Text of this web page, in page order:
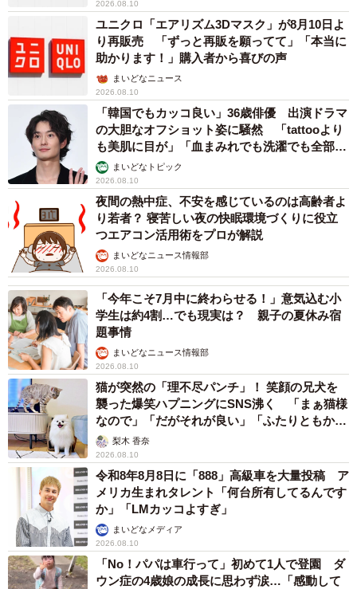
2026.08.10
ユニクロ「エアリズム3Dマスク」が8月10日よ
り再販売 「ずっと再販を願ってて」「本当に
助かります！」購入者から喜びの声
まいどなニュース
2026.08.10
「韓国でもカッコ良い」36歳俳優 出演ドラマ
の大胆なオフショット姿に騒然 「tattooより
も美肌に目が」「血まみれでも洗濯でも全部か
っこいい」
まいどなトピック
2026.08.10
夜間の熱中症、不安を感じているのは高齢者よ
り若者？ 寝苦しい夜の快眠環境づくりに役立
つエアコン活用術をプロが解説
まいどなニュース情報部
2026.08.10
「今年こそ7月中に終わらせる！」意気込む小
学生は約4割…でも現実は？ 親子の夏休み宿
題事情
まいどなニュース情報部
2026.08.10
猫が突然の「理不尽パンチ」！ 笑顔の兄犬を
襲った爆笑ハプニングにSNS沸く 「まぁ猫様
なので」「だがそれが良い」「ふたりともかわ
いいね」
梨木 香奈
2026.08.10
令和8年8月8日に「888」高級車を大量投稿 ア
メリカ生まれタレント「何台所有してるんです
か」「LMカッコよすぎ」
まいどなメディア
2026.08.10
「No！パパは車行って」初めて1人で登園 ダ
ウン症の4歳娘の成長に思わず涙…「感動して